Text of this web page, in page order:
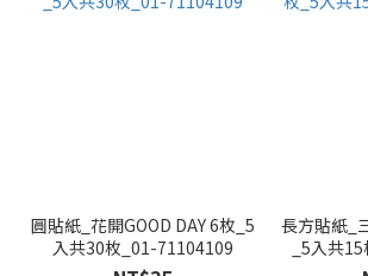
圓貼紙_花開GOOD DAY 6枚_5
入共30枚_01-71104109
長方貼紙_
_5入共